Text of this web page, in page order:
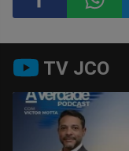
Compartilhar
no
Facebook
no
TV JCO